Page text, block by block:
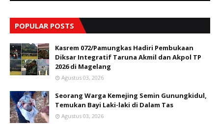
POPULAR POSTS
Kasrem 072/Pamungkas Hadiri Pembukaan
Diksar Integratif Taruna Akmil dan Akpol TP
2026 di Magelang
Agustus 03, 2026
Seorang Warga Kemejing Semin Gunungkidul,
Temukan Bayi Laki-laki di Dalam Tas
Agustus 03, 2026